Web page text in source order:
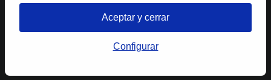
Aceptar y cerrar
Configurar